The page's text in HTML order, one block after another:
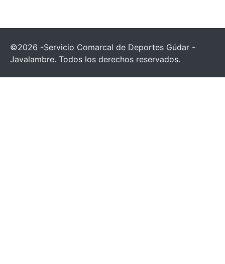
©2026 -Servicio Comarcal de Deportes Gúdar -
Javalambre. Todos los derechos reservados.